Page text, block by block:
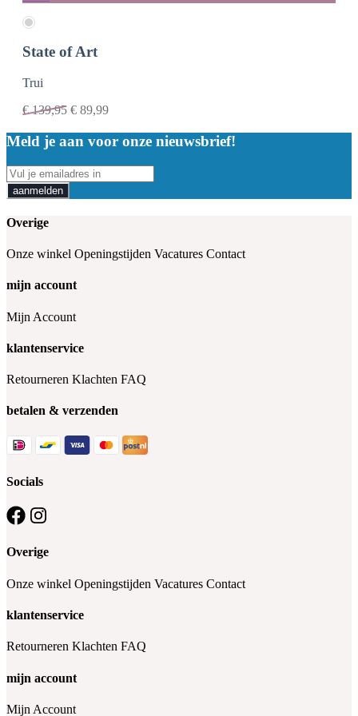
State of Art
Trui
€139,95 € 89,99
Meld je aan voor onze nieuwsbrief!
aanmelden
Overige
Onze winkel Openingstijden Vacatures Contact
mijn account
Mijn Account
klantenservice
Retourneren Klachten FAQ
betalen & verzenden
Socials
Overige
Onze winkel Openingstijden Vacatures Contact
klantenservice
Retourneren Klachten FAQ
mijn account
Mijn Account